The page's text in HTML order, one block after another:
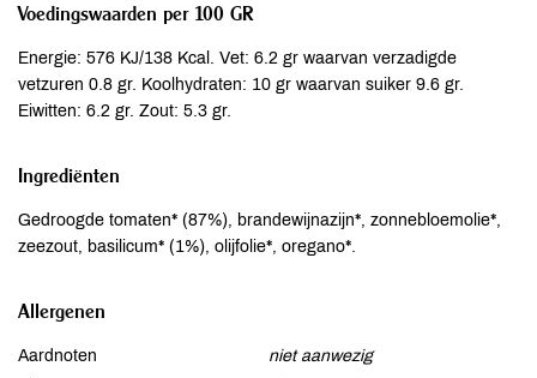
Voedingswaarden per 100 GR
Energie: 576 KJ/138 Kcal. Vet: 6.2 gr waarvan verzadigde
vetzuren 0.8 gr. Koolhydraten: 10 gr waarvan suiker 9.6 gr.
Eiwitten: 6.2 gr. Zout: 5.3 gr.
Ingrediënten
Gedroogde tomaten* (87%), brandewijnazijn*, zonnebloemolie*,
zeezout, basilicum* (1%), olijfolie*, oregano*.
Allergenen
Aardnoten
niet aanwezig